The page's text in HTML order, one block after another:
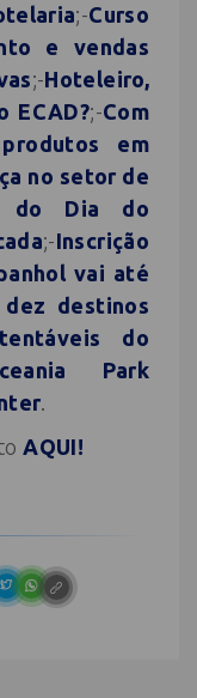
;-Curso
e vendas
;-Hoteleiro,
ECAD?;-Com
em
no setor de
do Dia do
;-Inscrição
vai até
destinos
do
Park
AQUI!